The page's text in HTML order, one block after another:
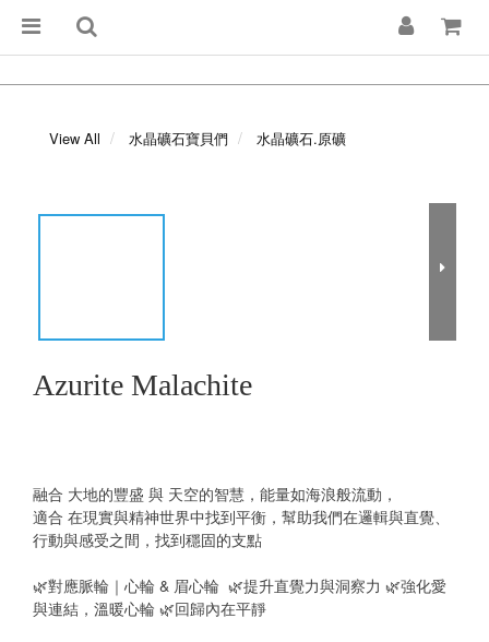
View All 水晶礦石寶貝們 水晶礦石.原礦
Azurite Malachite
融合 大地的豐盛 與 天空的智慧，能量如海浪般流動，
適合 在現實與精神世界中找到平衡，幫助我們在邏輯與直覺、
行動與感受之間，找到穩固的支點
🌿對應脈輪｜心輪 & 眉心輪  🌿提升直覺力與洞察力 🌿強化愛
與連結，溫暖心輪 🌿回歸內在平靜